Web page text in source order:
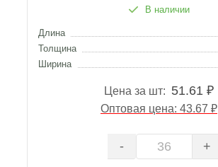
В наличии
Длина
Толщина
Ширина
Цена за шт: 51.61 ₽
Оптовая цена: 43.67 ₽
- +